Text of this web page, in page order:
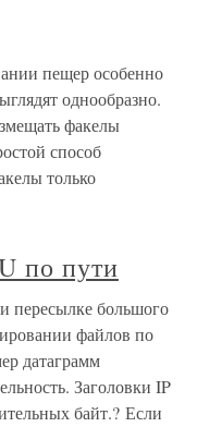
пещер особенно
однообразно.
факелы
способ
только
по пути
пересылке большого
файлов по
датаграмм
Заголовки IP
байт.? Если